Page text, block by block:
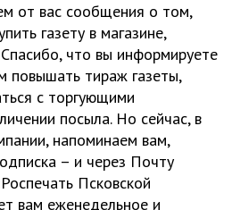
от вас сообщения о том,
газету в магазине,
что вы информируете
повышать тираж газеты,
с торгующими
посыла. Но сейчас, в
напоминаем вам,
– и через Почту
Псковской
вам еженедельное и